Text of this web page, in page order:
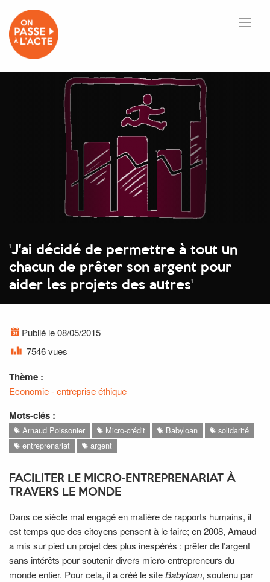
'J'ai décidé de permettre à tout un
chacun de prêter son argent pour
aider les projets des autres'
Publié le 08/05/2015
7546 vues
Thème :
Economie - entreprise éthique
Mots-clés :
Arnaud Poissonier Micro-crédit Babyloan
solidarité
entreprenariat
argent
FACILITER LE MICRO-ENTREPRENARIAT À
TRAVERS LE MONDE
Dans ce siècle mal engagé en matière de rapports humains, il
est temps que des citoyens pensent à le faire; en 2008, Arnaud
a mis sur pied un projet des plus inespérés : prêter de l’argent
sans intérêts pour soutenir divers micro-entrepreneurs du
monde entier. Pour cela, il a créé le siteBabyloan, soutenu par